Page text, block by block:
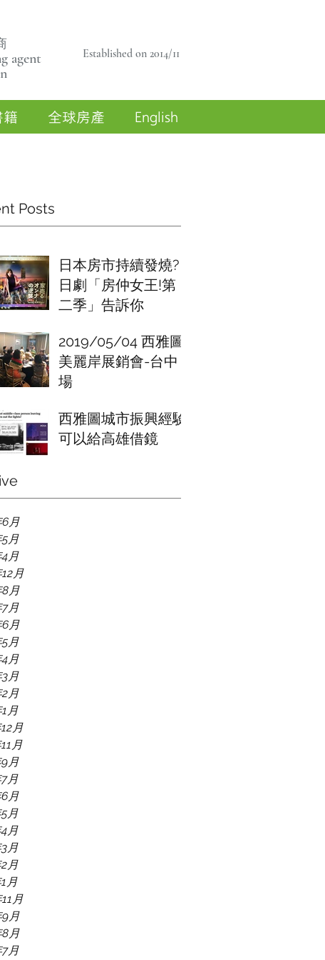
agent
Established on 2014/11
籍 全球房產 English
Posts
日本房市持續發燒?
日劇「房仲女王!第
二季」告訴你
2019/05/04 西雅圖
美麗岸展銷會-台中
場
西雅圖城市振興經驗
可以給高雄借鏡
6月
月
月
月
8月
月
6月
月
月
月
月
月
月
月
月
月
月
月
月
月
月
月
月
9月
8月
月